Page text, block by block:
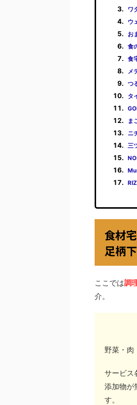
ワ
ウ
お
食
食
メ
つ
タ
ま
ニ
三
食材
足柄
ここでは調
介。
野菜・肉
サービス
添加物が
す。